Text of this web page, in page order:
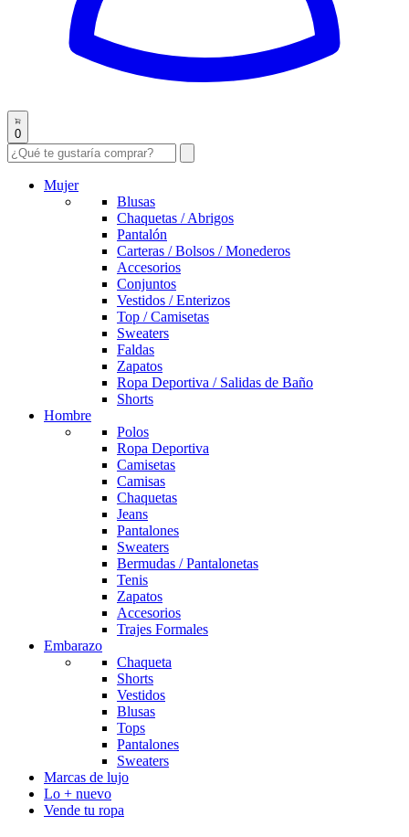
0
Mujer
Blusas
Chaquetas / Abrigos
Pantalón
Carteras / Bolsos / Monederos
Accesorios
Conjuntos
Vestidos / Enterizos
Top / Camisetas
Sweaters
Faldas
Zapatos
Ropa Deportiva / Salidas de Baño
Shorts
Hombre
Polos
Ropa Deportiva
Camisetas
Camisas
Chaquetas
Jeans
Pantalones
Sweaters
Bermudas / Pantalonetas
Tenis
Zapatos
Accesorios
Trajes Formales
Embarazo
Chaqueta
Shorts
Vestidos
Blusas
Tops
Pantalones
Sweaters
Marcas de lujo
Lo + nuevo
Vende tu ropa